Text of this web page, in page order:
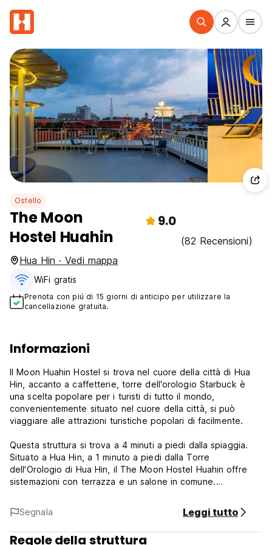
Ostello
The Moon
Hostel Huahin
9.0
(82 Recensioni)
Hua Hin · Vedi mappa
WiFi gratis
Prenota con piú di 15 giorni di anticipo per utilizzare la
cancellazione gratuita.
Informazioni
Il Moon Huahin Hostel si trova nel cuore della città di Hua
Hin, accanto a caffetterie, torre dell'orologio Starbuck è
una scelta popolare per i turisti di tutto il mondo,
convenientemente situato nel cuore della città, si può
viaggiare alle attrazioni turistiche popolari di facilmente.
Questa struttura si trova a 4 minuti a piedi dalla spiaggia.
Situato a Hua Hin, a 1 minuto a piedi dalla Torre
dell'Orologio di Hua Hin, il The Moon Hostel Huahin offre
sistemazioni con terrazza e un salone in comune.
Le strutture e i servizi offerti dal The Moon Hostel Huahin
garantiscono un soggiorno piacevole agli ospiti. È inoltre
possibile usufruire dei servizi della selezione premium.
Caffè e tè e cacao gratuiti, accesso con chiave elettronica
Segnala Leggi tutto
Regole della struttura